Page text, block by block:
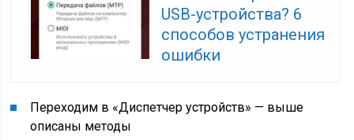
USB-устройства? 6
способов устранения
ошибки
Переходим в «Диспетчер устройств» — выше
описаны методы